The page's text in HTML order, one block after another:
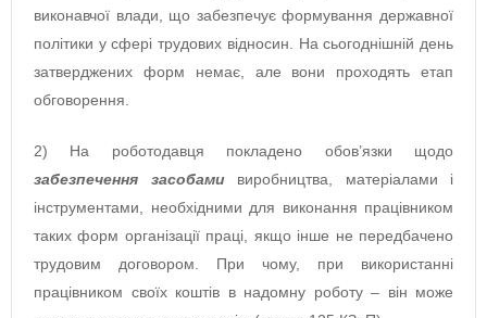
виконавчої влади, що забезпечує формування державної
політики у сфері трудових відносин. На сьогоднішній день
затверджених форм немає, але вони проходять етап
обговорення.
2) На роботодавця покладено обов’язки щодо
забезпечення засобами виробництва, матеріалами і
інструментами, необхідними для виконання працівником
таких форм організації праці, якщо інше не передбачено
трудовим договором. При чому, при використанні
працівником своїх коштів в надомну роботу – він може